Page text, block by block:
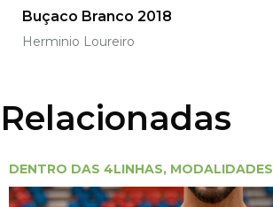
Buçaco Branco 2018
Herminio Loureiro
Relacionadas
DENTRO DAS 4LINHAS, MODALIDADES